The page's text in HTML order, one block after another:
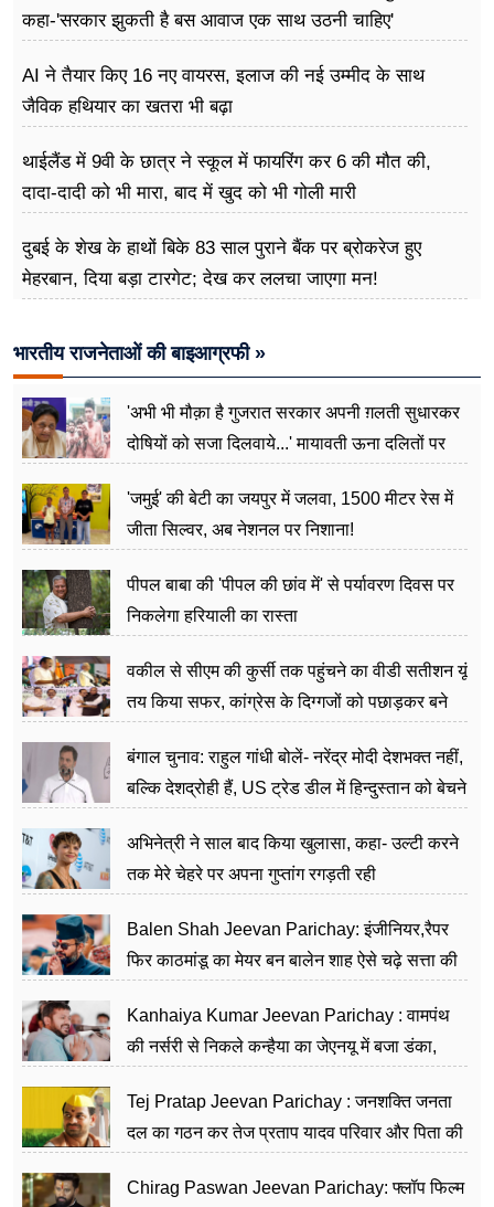
कहा-'सरकार झुकती है बस आवाज एक साथ उठनी चाहिए'
AI ने तैयार किए 16 नए वायरस, इलाज की नई उम्मीद के साथ
जैविक हथियार का खतरा भी बढ़ा
थाईलैंड में 9वी के छात्र ने स्कूल में फायरिंग कर 6 की मौत की,
दादा-दादी को भी मारा, बाद में खुद को भी गोली मारी
दुबई के शेख के हाथों बिके 83 साल पुराने बैंक पर ब्रोकरेज हुए
मेहरबान, दिया बड़ा टारगेट; देख कर ललचा जाएगा मन!
भारतीय राजनेताओं की बाइआग्रफी »
'अभी भी मौक़ा है गुजरात सरकार अपनी ग़लती सुधारकर
दोषियों को सजा दिलवाये...' मायावती ऊना दलितों पर
'जमुई' की बेटी का जयपुर में जलवा, 1500 मीटर रेस में
जीता सिल्वर, अब नेशनल पर निशाना!
पीपल बाबा की 'पीपल की छांव में' से पर्यावरण दिवस पर
निकलेगा हरियाली का रास्ता
वकील से सीएम की कुर्सी तक पहुंचने का वीडी सतीशन यूं
तय किया सफर, कांग्रेस के दिग्गजों को पछाड़कर बने
बंगाल चुनाव: राहुल गांधी बोलें- नरेंद्र मोदी देशभक्त नहीं,
बल्कि देशद्रोही हैं, US ट्रेड डील में हिन्दुस्तान को बेचने
अभिनेत्री ने साल बाद किया खुलासा, कहा- उल्टी करने
तक मेरे चेहरे पर अपना गुप्तांग रगड़ती रही
Balen Shah Jeevan Parichay: इंजीनियर,रैपर
फिर काठमांडू का मेयर बन बालेन शाह ऐसे चढ़े सत्ता की
Kanhaiya Kumar Jeevan Parichay : वामपंथ
की नर्सरी से निकले कन्हैया का जेएनयू में बजा डंका,
Tej Pratap Jeevan Parichay : जनशक्ति जनता
दल का गठन कर तेज प्रताप यादव परिवार और पिता की
Chirag Paswan Jeevan Parichay: फ्लॉप फिल्म